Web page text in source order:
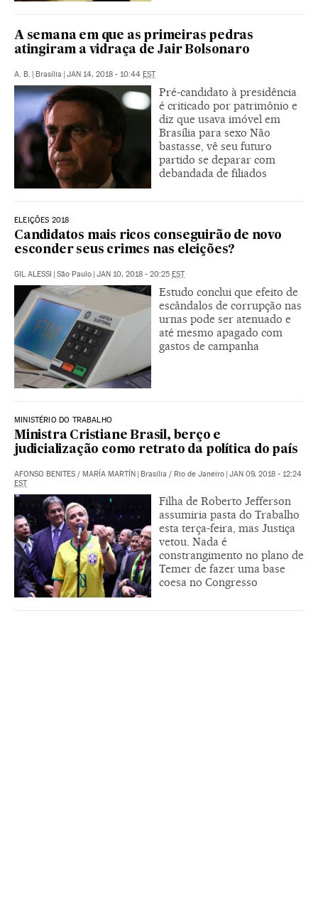
A semana em que as primeiras pedras
atingiram a vidraça de Jair Bolsonaro
A. B. | Brasília | JAN 14, 2018 - 10:44 EST
Pré-candidato à presidência
é criticado por patrimônio e
diz que usava imóvel em
Brasília para sexo Não
bastasse, vê seu futuro
partido se deparar com
debandada de filiados
ELEIÇÕES 2018
Candidatos mais ricos conseguirão de novo
esconder seus crimes nas eleições?
GIL ALESSI | São Paulo | JAN 10, 2018 - 20:25 EST
Estudo conclui que efeito de
escândalos de corrupção nas
urnas pode ser atenuado e
até mesmo apagado com
gastos de campanha
MINISTÉRIO DO TRABALHO
Ministra Cristiane Brasil, berço e
judicialização como retrato da política do país
AFONSO BENITES / MARÍA MARTÍN | Brasília / Rio de Janeiro | JAN 09, 2018 - 12:24
EST
Filha de Roberto Jefferson
assumiria pasta do Trabalho
esta terça-feira, mas Justiça
vetou. Nada é
constrangimento no plano de
Temer de fazer uma base
coesa no Congresso